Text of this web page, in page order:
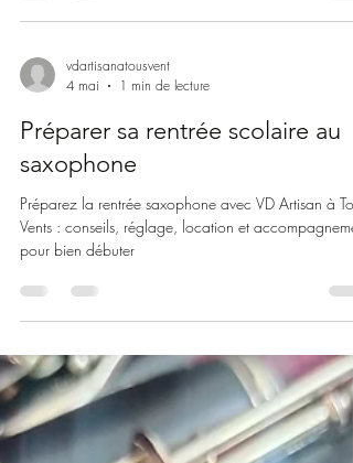
vdartisanatousvent
Préparer sa rentrée scolaire au
saxophone
Préparez la rentrée saxophone avec VD Artisan à
Vents : conseils, réglage, location et